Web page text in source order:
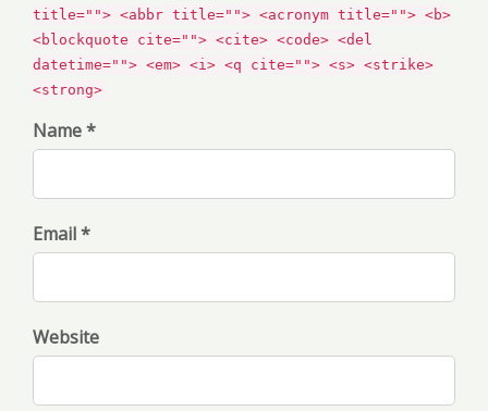
title=""> <abbr title=""> <acronym title=""> <b>
<blockquote cite=""> <cite> <code> <del
datetime=""> <em> <i> <q cite=""> <s> <strike>
<strong>
Name *
Email *
Website